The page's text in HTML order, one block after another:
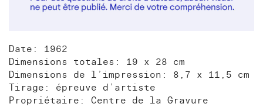
Date: 1962
Dimensions totales: 19 x 28 cm
Dimensions de l’impression: 8,7 x 11,5 cm
Tirage: épreuve d’artiste
Propriétaire: Centre de la Gravure